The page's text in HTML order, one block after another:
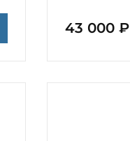
43 000 ₽